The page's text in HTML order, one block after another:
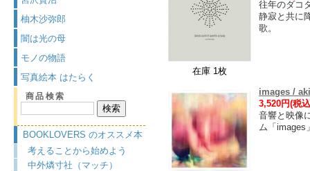
柚木沙弥郎
闇は光の母
モノの物語
写真絵本 はたらく
商品検索
BOOKLOVERS のオススメ本
考えることから始めよう
中外燐寸社（マッチ）
在庫 1枚
往年のダコ
静寂と共に
歌。
images /
3,520円(税
音響と映像
ム「images